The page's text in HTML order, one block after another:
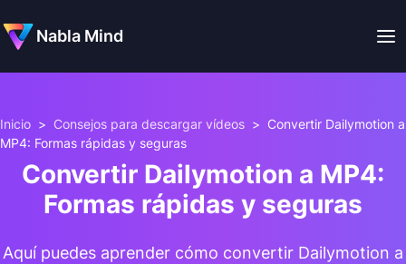
Nabla Mind
Inicio > Consejos para descargar vídeos > Convertir Dailymotion a
MP4: Formas rápidas y seguras
Convertir Dailymotion a MP4:
Formas rápidas y seguras
Aquí puedes aprender cómo convertir Dailymotion a